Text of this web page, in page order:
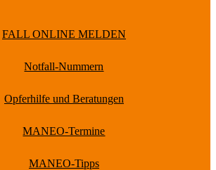
FALL ONLINE MELDEN
Notfall-Nummern
Opferhilfe und Beratungen
MANEO-Termine
MANEO-Tipps